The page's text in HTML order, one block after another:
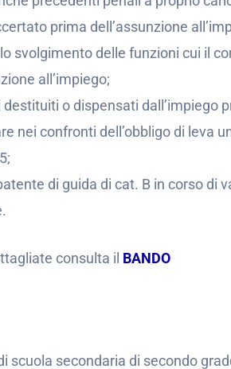
prima dell’assunzione
svolgimento delle funzioni cui il
all’impiego;
o dispensati dall’impiego
nei confronti dell’obbligo di leva
di guida di cat. B in corso di
consulta il BANDO
scuola secondaria di secondo